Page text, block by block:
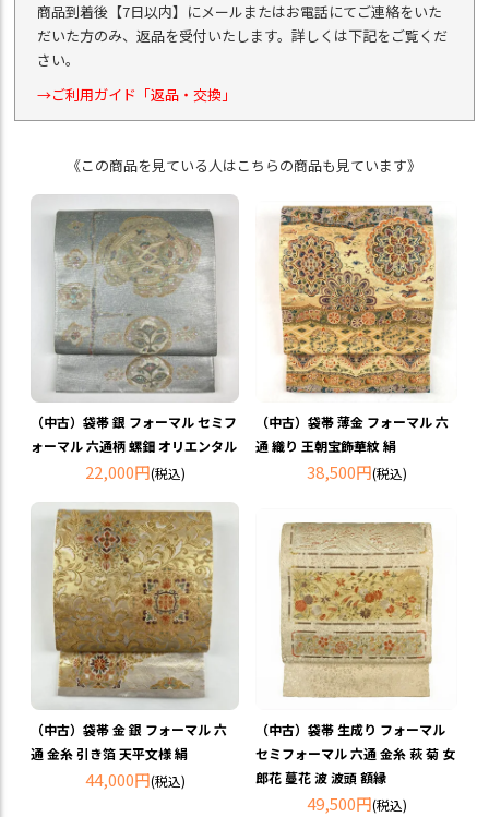
商品到着後【7日以内】にメールまたはお電話にてご連絡をいた
だいた方のみ、返品を受付いたします。詳しくは下記をご覧くだ
さい。
→ご利用ガイド「返品・交換」
《この商品を見ている人はこちらの商品も見ています》
（中古）袋帯 銀 フォーマル セミフ
ォーマル 六通柄 螺鈿 オリエンタル
22,000円(税込)
（中古）袋帯 薄金 フォーマル 六
通 織り 王朝宝飾華紋 絹
38,500円(税込)
（中古）袋帯 金 銀 フォーマル 六
通 金糸 引き箔 天平文様 絹
44,000円(税込)
（中古）袋帯 生成り フォーマル
セミフォーマル 六通 金糸 萩 菊 女
郎花 蔓花 波 波頭 額縁
49,500円(税込)